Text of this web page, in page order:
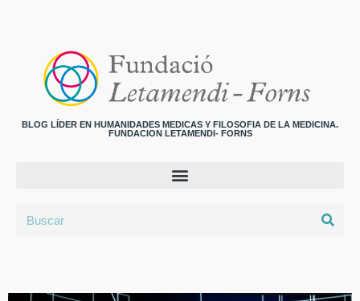
BLOG LÍDER EN HUMANIDADES MEDICAS Y FILOSOFIA DE LA MEDICINA.
FUNDACION LETAMENDI- FORNS